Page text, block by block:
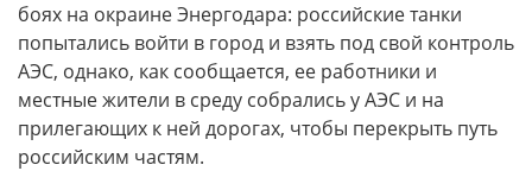
боях на окраине Энергодара: российские танки
попытались войти в город и взять под свой контроль
АЭС, однако, как сообщается, ее работники и
местные жители в среду собрались у АЭС и на
прилегающих к ней дорогах, чтобы перекрыть путь
российским частям.